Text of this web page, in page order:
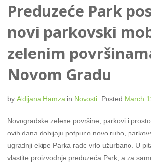
Preduzeće Park
novi parkovski
zelenim
Novom Gradu
by Aldijana Hamza in Novosti Posted March
Novogradske zelene površine, parkovi i
ovih dana dobijaju potpuno novo ruho,
ugradnji ekipe Parka rade vrlo užurbano. U
vlastite proizvodnje preduzeća Park, a za